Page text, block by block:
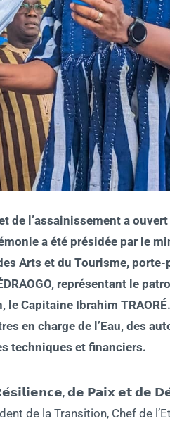
de l’assainissement a
a été présidée par le
Arts et du Tourisme, porte-
représentant le
Capitaine Ibrahim
en charge de l’Eau, des
techniques et financiers.
𝗱𝗲 𝗣𝗮𝗶𝘅 𝗲𝘁
de la Transition, Chef de